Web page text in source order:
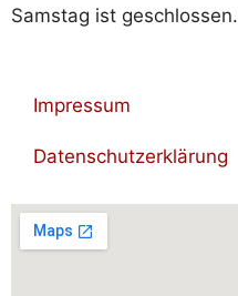
Samstag ist geschlossen.
Impressum
Datenschutzerklärung